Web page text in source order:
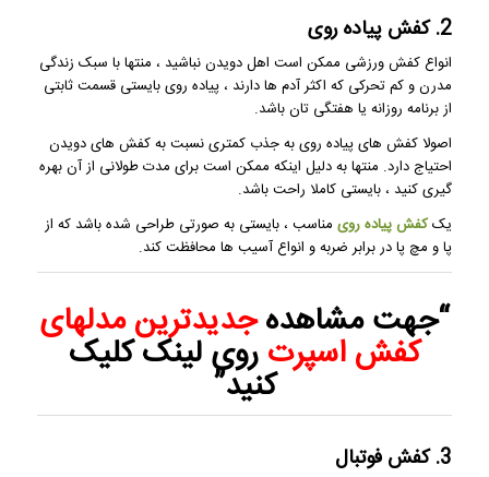
2. کفش پیاده روی
انواع کفش ورزشی ممکن است اهل دویدن نباشید ، منتها با سبک زندگی
مدرن و کم تحرکی که اکثر آدم ها دارند ، پیاده روی بایستی قسمت ثابتی
از برنامه روزانه یا هفتگی تان باشد.
اصولا کفش های پیاده روی به جذب کمتری نسبت به کفش های دویدن
احتیاج دارد. منتها به دلیل اینکه ممکن است برای مدت طولانی از آن بهره
گیری کنید ، بایستی کاملا راحت باشد.
یککفش پیاده رویمناسب ، بایستی به صورتی طراحی شده باشد که از
پا و مچ پا در برابر ضربه و انواع آسیب ها محافظت کند.
“جهت مشاهدهجدیدترین مدلهای
کفشاسپرتروی لینک کلیک
کنید”
3. کفش فوتبال